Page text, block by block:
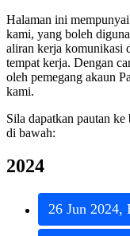
Halaman ini mempunyai
kami, yang boleh
aliran kerja komunikasi
tempat kerja. Dengan
oleh pemegang akaun
kami.
Sila dapatkan pautan ke
di bawah:
2024
26 Jun 2024,